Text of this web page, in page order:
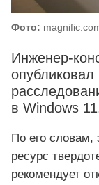
Фото:
Инженер-
опубликовал
в Windows
По его словам,
ресурс
рекомендует